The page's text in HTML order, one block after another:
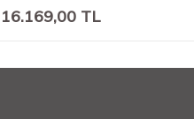
16.169,00 TL